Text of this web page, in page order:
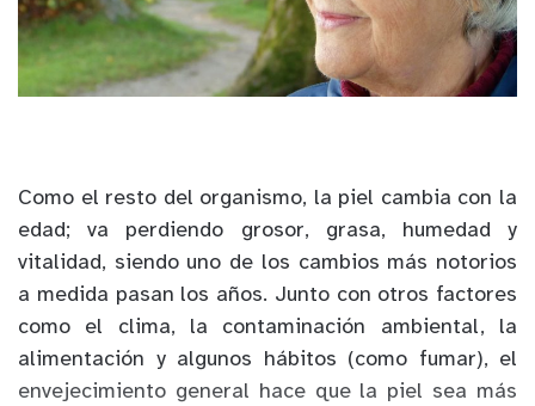
Como el resto del organismo, la piel cambia con la
edad; va perdiendo grosor, grasa, humedad y
vitalidad, siendo uno de los cambios más notorios
a medida pasan los años. Junto con otros factores
como el clima, la contaminación ambiental, la
alimentación y algunos hábitos (como fumar), el
envejecimiento general hace que la piel sea más